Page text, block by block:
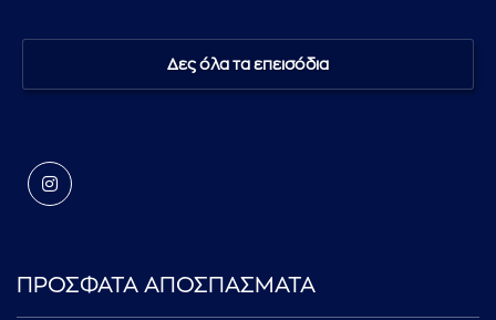
Δες όλα τα επεισόδια
ΠΡΟΣΦΑΤΑ ΑΠΟΣΠΑΣΜΑΤΑ